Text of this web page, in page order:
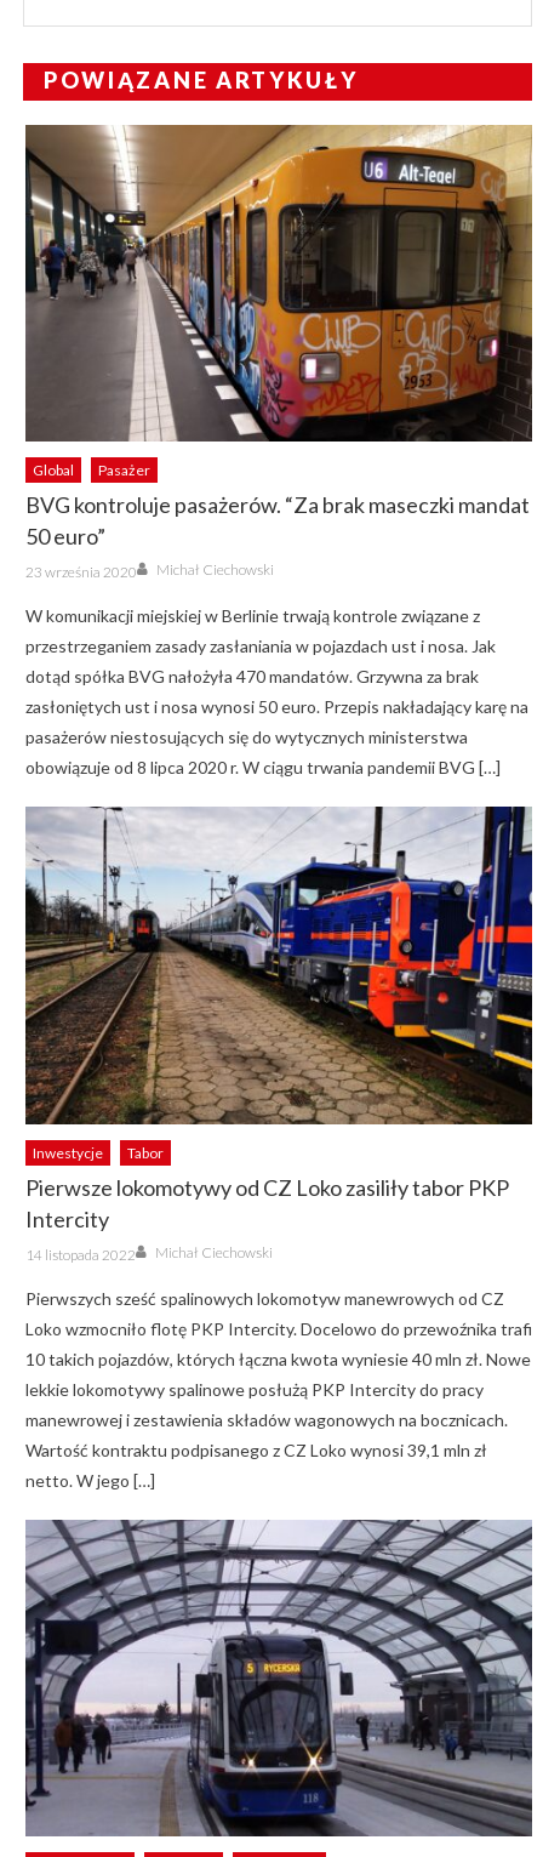
POWIĄZANE ARTYKUŁY
Global Pasażer
BVG kontroluje pasażerów. “Za brak maseczki mandat
50 euro”
Posted
on
23 września 2020 Author
Michał Ciechowski
W komunikacji miejskiej w Berlinie trwają kontrole związane z
przestrzeganiem zasady zasłaniania w pojazdach ust i nosa. Jak
dotąd spółka BVG nałożyła 470 mandatów. Grzywna za brak
zasłoniętych ust i nosa wynosi 50 euro. Przepis nakładający karę na
pasażerów niestosujących się do wytycznych ministerstwa
obowiązuje od 8 lipca 2020 r. W ciągu trwania pandemii BVG […]
Inwestycje Tabor
Pierwsze lokomotywy od CZ Loko zasiliły tabor PKP
Intercity
Posted
on
14 listopada 2022 Author
Michał Ciechowski
Pierwszych sześć spalinowych lokomotyw manewrowych od CZ
Loko wzmocniło flotę PKP Intercity. Docelowo do przewoźnika trafi
10 takich pojazdów, których łączna kwota wyniesie 40 mln zł. Nowe
lekkie lokomotywy spalinowe posłużą PKP Intercity do pracy
manewrowej i zestawienia składów wagonowych na bocznicach.
Wartość kontraktu podpisanego z CZ Loko wynosi 39,1 mln zł
netto. W jego […]